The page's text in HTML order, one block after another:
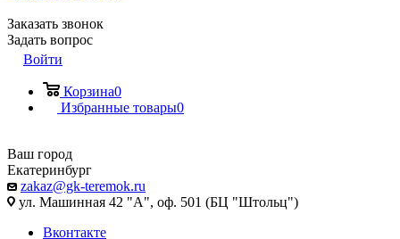
Заказать звонок
Задать вопрос
Войти
Корзина0
Избранные товары0
Ваш город
Екатеринбург
zakaz@gk-teremok.ru
ул. Машинная 42 "А", оф. 501 (БЦ "Штольц")
Вконтакте